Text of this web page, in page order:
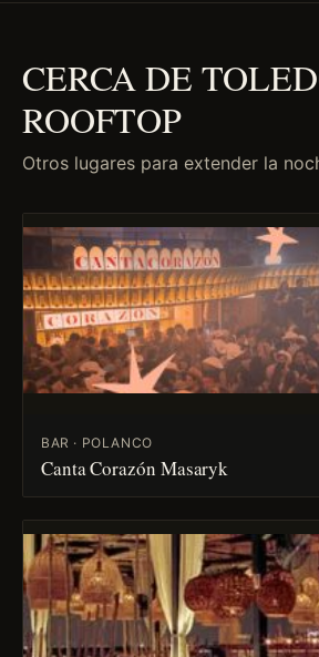
CERCA DE
ROOFTOP
Otros lugares para extender la
BAR · POLANCO
Canta Corazón Masaryk